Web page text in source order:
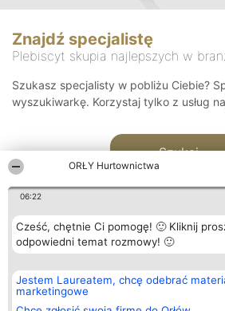
ORŁY Hurtownictwa
06:22
Cześć, chętnie Ci pomogę! 🙂 Kliknij
odpowiedni temat rozmowy! 🙂
Jestem Laureatem, chcę odebrać
marketingowe
Znajdź specjalistę
Plebiscyt skupia najlepszych w
Szukasz specjalisty w pobliżu Ciebie?
wyszukiwarkę. Korzystaj tylko z usług
Szukaj
Organizator plebiscytu
Bright Side Solutions sp. z o.
o. sp. k.
ul. Ruska 22
Plebiscyt
Laureaci
wszystkich